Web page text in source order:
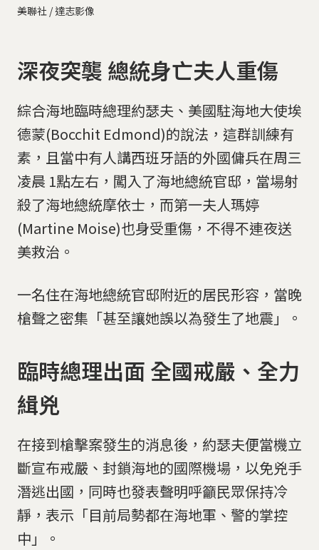
美聯社 / 達志影像
深夜突襲 總統身亡夫人重傷
綜合海地臨時總理約瑟夫、美國駐海地大使埃
德蒙(Bocchit Edmond)的說法，這群訓練有
素，且當中有人講西班牙語的外國傭兵在周三
凌晨 1點左右，闖入了海地總統官邸，當場射
殺了海地總統摩依士，而第一夫人瑪婷
(Martine Moise)也身受重傷，不得不連夜送
美救治。
一名住在海地總統官邸附近的居民形容，當晚
槍聲之密集「甚至讓她誤以為發生了地震」。
臨時總理出面 全國戒嚴、全力
緝兇
在接到槍擊案發生的消息後，約瑟夫便當機立
斷宣布戒嚴、封鎖海地的國際機場，以免兇手
潛逃出國，同時也發表聲明呼籲民眾保持冷
靜，表示「目前局勢都在海地軍、警的掌控
中」。